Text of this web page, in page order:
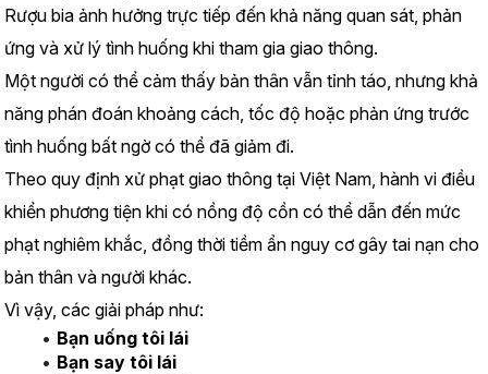
Rượu bia ảnh hưởng trực tiếp đến khả năng quan sát, phản
ứng và xử lý tình huống khi tham gia giao thông.
Một người có thể cảm thấy bản thân vẫn tỉnh táo, nhưng khả
năng phán đoán khoảng cách, tốc độ hoặc phản ứng trước
tình huống bất ngờ có thể đã giảm đi.
Theo quy định xử phạt giao thông tại Việt Nam, hành vi điều
khiển phương tiện khi có nồng độ cồn có thể dẫn đến mức
phạt nghiêm khắc, đồng thời tiềm ẩn nguy cơ gây tai nạn cho
bản thân và người khác.
Vì vậy, các giải pháp như:
Bạn uống tôi lái
Bạn say tôi lái